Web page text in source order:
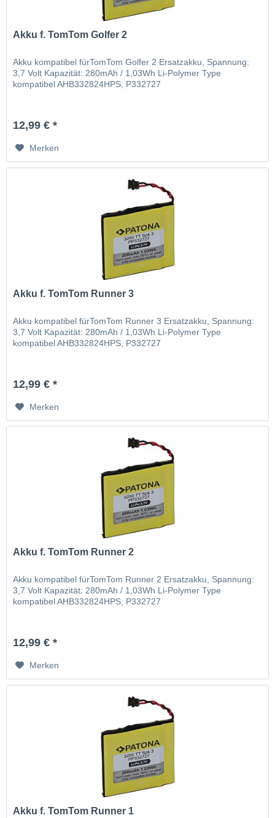
Akku f. TomTom Golfer 2
Akku kompatibel fürTomTom Golfer 2 Ersatzakku, Spannung:
3,7 Volt Kapazität: 280mAh / 1,03Wh Li-Polymer Type
kompatibel AHB332824HPS, P332727
12,99 € *
Merken
Akku f. TomTom Runner 3
Akku kompatibel fürTomTom Runner 3 Ersatzakku, Spannung:
3,7 Volt Kapazität: 280mAh / 1,03Wh Li-Polymer Type
kompatibel AHB332824HPS, P332727
12,99 € *
Merken
Akku f. TomTom Runner 2
Akku kompatibel fürTomTom Runner 2 Ersatzakku, Spannung:
3,7 Volt Kapazität: 280mAh / 1,03Wh Li-Polymer Type
kompatibel AHB332824HPS, P332727
12,99 € *
Merken
Akku f. TomTom Runner 1